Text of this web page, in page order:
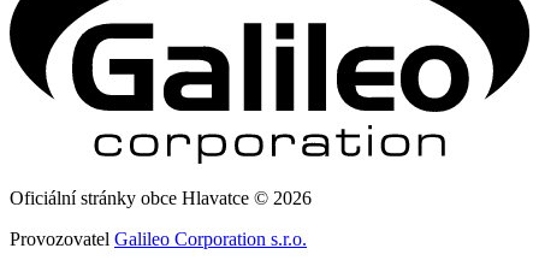
Oficiální stránky obce Hlavatce © 2026
Provozovatel Galileo Corporation s.r.o.